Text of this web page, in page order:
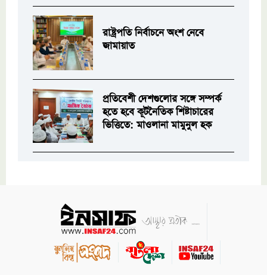
রাষ্ট্রপতি নির্বাচনে অংশ নেবে
জামায়াত
প্রতিবেশী দেশগুলোর সঙ্গে সম্পর্ক
হতে হবে কূটনৈতিক শিষ্টাচারের
ভিত্তিতে: মাওলানা মামুনুল হক